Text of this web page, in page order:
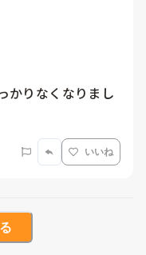
かりなくなりまし
いいね